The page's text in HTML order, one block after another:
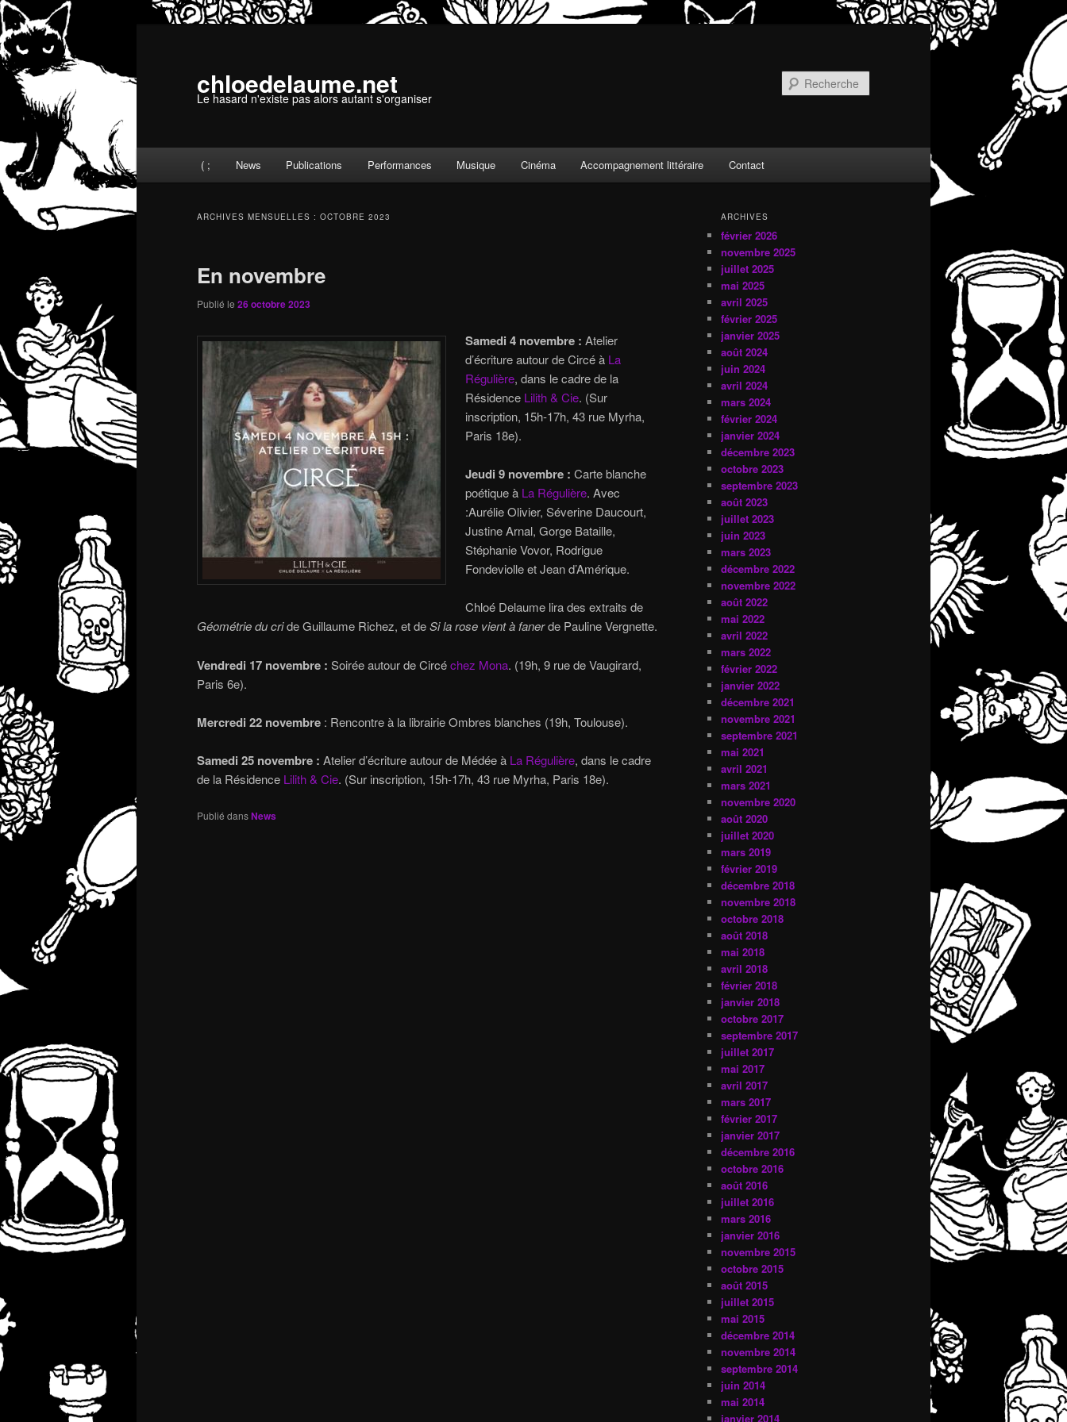
Aller
au
contenu
principal
Aller
au
contenu
secondaire
chloedelaume.net
Le hasard n'existe pas alors autant s'organiser
( ; News Publications Performances Musique Cinéma Accompagnement littéraire Contact
ARCHIVES MENSUELLES : OCTOBRE 2023
En novembre
Publié le 26 octobre 2023
Samedi 4 novembre : Atelier
d’écriture autour de Circé à La
Régulière, dans le cadre de la
Résidence Lilith & Cie. (Sur
inscription, 15h-17h, 43 rue Myrha,
Paris 18e).
Jeudi 9 novembre : Carte blanche
poétique à La Régulière. Avec
:Aurélie Olivier, Séverine Daucourt,
Justine Arnal, Gorge Bataille,
Stéphanie Vovor, Rodrigue
Fondeviolle et Jean d’Amérique.
Chloé Delaume lira des extraits de
Géométrie du cride Guillaume Richez, et deSi la rose vient à fanerde Pauline Vergnette.
Vendredi 17 novembre : Soirée autour de Circéchez Mona. (19h, 9 rue de Vaugirard,
Paris 6e).
Mercredi 22 novembre : Rencontre à la librairie Ombres blanches (19h, Toulouse).
Samedi 25 novembre : Atelier d’écriture autour de Médée à La Régulière, dans le cadre
de la Résidence Lilith & Cie. (Sur inscription, 15h-17h, 43 rue Myrha, Paris 18e).
Publié dansNews
ARCHIVES
février 2026
novembre 2025
juillet 2025
mai 2025
avril 2025
février 2025
janvier 2025
août 2024
juin 2024
avril 2024
mars 2024
février 2024
janvier 2024
décembre 2023
octobre 2023
septembre 2023
août 2023
juillet 2023
juin 2023
mars 2023
décembre 2022
novembre 2022
août 2022
mai 2022
avril 2022
mars 2022
février 2022
janvier 2022
décembre 2021
novembre 2021
septembre 2021
mai 2021
avril 2021
mars 2021
novembre 2020
août 2020
juillet 2020
mars 2019
février 2019
décembre 2018
novembre 2018
octobre 2018
août 2018
mai 2018
avril 2018
février 2018
janvier 2018
octobre 2017
septembre 2017
juillet 2017
mai 2017
avril 2017
mars 2017
février 2017
janvier 2017
décembre 2016
octobre 2016
août 2016
juillet 2016
mars 2016
janvier 2016
novembre 2015
octobre 2015
août 2015
juillet 2015
mai 2015
décembre 2014
novembre 2014
septembre 2014
juin 2014
mai 2014
janvier 2014